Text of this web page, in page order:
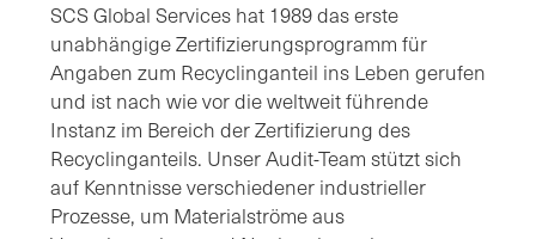
SCS Global Services hat 1989 das erste
unabhängige Zertifizierungsprogramm für
Angaben zum Recyclinganteil ins Leben gerufen
und ist nach wie vor die weltweit führende
Instanz im Bereich der Zertifizierung des
Recyclinganteils. Unser Audit-Team stützt sich
auf Kenntnisse verschiedener industrieller
Prozesse, um Materialströme aus